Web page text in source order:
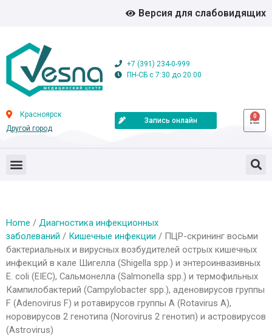
Версия для слабовидящих
+7 (391) 234-0-999
ПН-СБ с 7:30 до 20:00
Красноярск
Другой город
Запись онлайн
0
Home / Диагностика инфекционных
заболеваний / Кишечные инфекции / ПЦР-скрининг восьми
бактериальных и вирусных возбудителей острых кишечных
инфекций в кале Шигелла (Shigella spp.) и энтероинвазивных
E. coli (EIEC), Сальмонелла (Salmonella spp.) и термофильных
Кампилобактерий (Campylobacter spp.), аденовирусов группы
F (Adenovirus F) и ротавирусов группы А (Rotavirus A),
норовирусов 2 генотипа (Norovirus 2 генотип) и астровирусов
(Astrovirus)